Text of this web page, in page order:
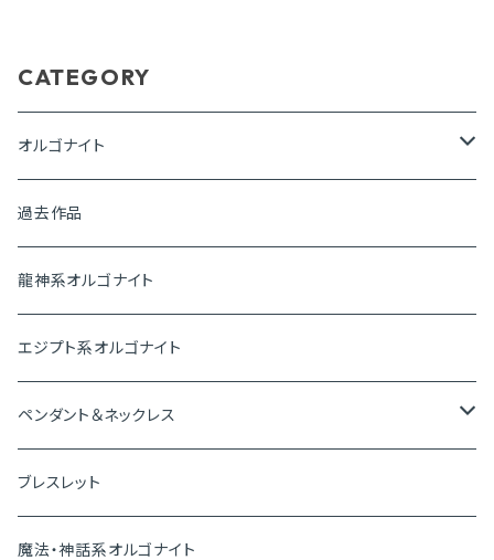
CATEGORY
オルゴナイト
ピラミッド
盛り塩オルゴナイト
プレートオルゴナイト
神聖幾何学オルゴナイト
過去作品
龍神系オルゴナイト
エジプト系オルゴナイト
ペンダント＆ネックレス
ペンダントトップ
ピアス＆イヤリング
ブレスレット
魔法・神話系オルゴナイト